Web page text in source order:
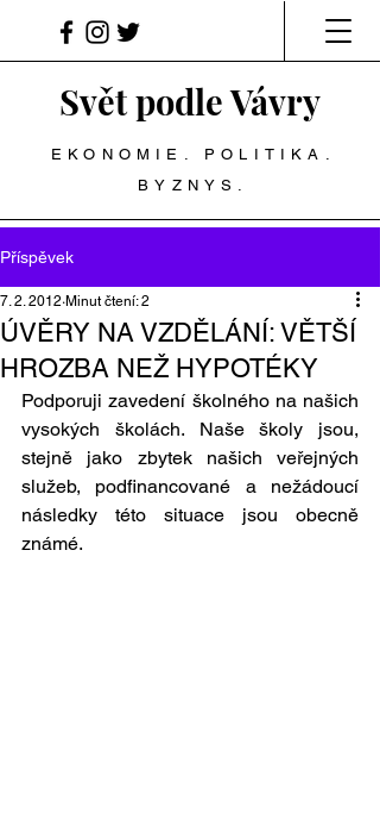
Svět podle Vávry
EKONOMIE. POLITIKA.
BYZNYS.
Příspěvek
ÚVĚRY NA VZDĚLÁNÍ: VĚTŠÍ
HROZBA NEŽ HYPOTÉKY
7. 2. 2012 Minut čtení: 2
Podporuji zavedení školného na našich
vysokých školách. Naše školy jsou,
stejně jako zbytek našich veřejných
služeb, podfinancované a nežádoucí
následky této situace jsou obecně
známé.